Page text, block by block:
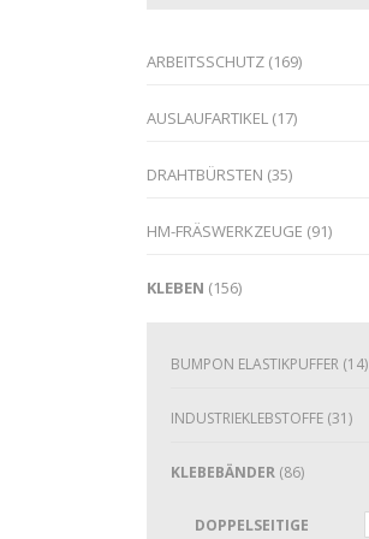
ARBEITSSCHUTZ (169)
AUSLAUFARTIKEL (17)
DRAHTBÜRSTEN (35)
HM-FRÄSWERKZEUGE (91)
KLEBEN (156)
BUMPON ELASTIKPUFFER (14)
INDUSTRIEKLEBSTOFFE (31)
KLEBEBÄNDER (86)
DOPPELSEITIGE